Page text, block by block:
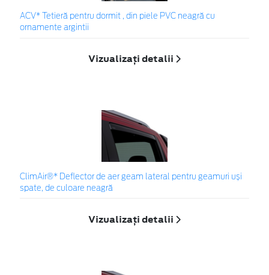
ACV* Tetieră pentru dormit , din piele PVC neagră cu
ornamente argintii
Vizualizați detalii
ClimAir®* Deflector de aer geam lateral pentru geamuri uși
spate, de culoare neagră
Vizualizați detalii